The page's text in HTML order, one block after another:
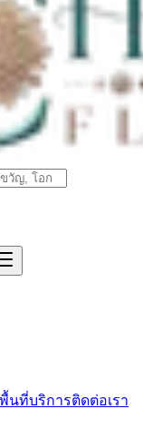
พื้นที่บริการติดต่อเรา